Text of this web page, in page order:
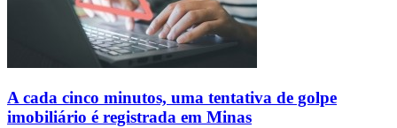
A cada cinco minutos, uma tentativa de golpe
imobiliário é registrada em Minas